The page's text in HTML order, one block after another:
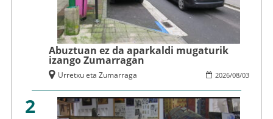
Abuztuan ez da aparkaldi mugaturik
izango Zumarragan
2026/08/03
Urretxu eta Zumarraga
2